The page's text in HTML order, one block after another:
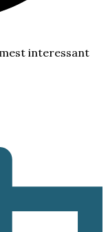
interessant